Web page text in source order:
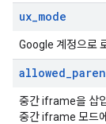
ux_mode
Google 계정으로
allowed_
중간 iframe을 삽
중간 iframe 모드